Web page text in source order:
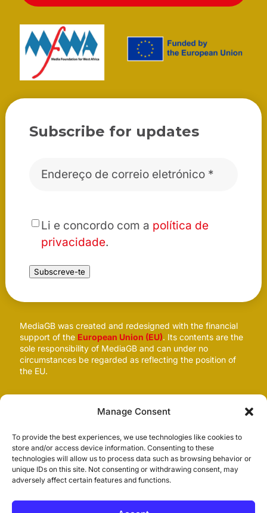
Manage Consent
To provide the best experiences, we use technologies like cookies to
store and/or access device information. Consenting to these
technologies will allow us to process data such as browsing behavior or
unique IDs on this site. Not consenting or withdrawing consent, may
adversely affect certain features and functions.
Subscribe for updates
eletrónico*
* Li e concordo com a política de
privacidade.
Subscreve-te
MediaGB was created and redesigned with the financial
support of the European Union (EU). Its contents are the
sole responsibility of MediaGB and can under no
circumstances be regarded as reflecting the position of
the EU.